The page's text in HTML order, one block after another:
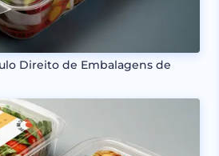
Direito de Embalagens de